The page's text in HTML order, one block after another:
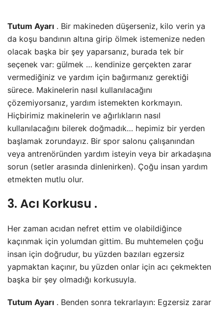
Tutum Ayarı . Bir makineden düşerseniz, kilo verin ya
da koşu bandının altına girip ölmek istemenize neden
olacak başka bir şey yaparsanız, burada tek bir
seçenek var: gülmek … kendinize gerçekten zarar
vermediğiniz ve yardım için bağırmanız gerektiği
sürece. Makinelerin nasıl kullanılacağını
çözemiyorsanız, yardım istemekten korkmayın.
Hiçbirimiz makinelerin ve ağırlıkların nasıl
kullanılacağını bilerek doğmadık… hepimiz bir yerden
başlamak zorundayız. Bir spor salonu çalışanından
veya antrenöründen yardım isteyin veya bir arkadaşına
sorun (setler arasında dinlenirken). Çoğu insan yardım
etmekten mutlu olur.
3. Acı Korkusu .
Her zaman acıdan nefret ettim ve olabildiğince
kaçınmak için yolumdan gittim. Bu muhtemelen çoğu
insan için doğrudur, bu yüzden bazıları egzersiz
yapmaktan kaçınır, bu yüzden onlar için acı çekmekten
başka bir şey olmadığı korkusuyla.
Tutum Ayarı . Benden sonra tekrarlayın: Egzersiz zarar